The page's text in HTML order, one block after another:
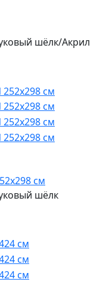
шёлк/Акрил
см
шёлк